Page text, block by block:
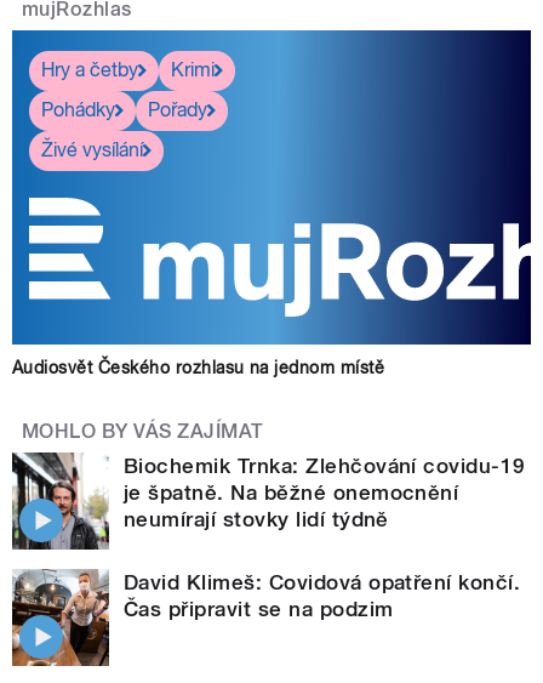
mujRozhlas
Hry a četby
Krimi
Pohádky
Pořady
Živé vysílání
Audiosvět Českého rozhlasu na jednom místě
MOHLO BY VÁS ZAJÍMAT
Biochemik Trnka: Zlehčování covidu-19
je špatně. Na běžné onemocnění
neumírají stovky lidí týdně
David Klimeš: Covidová opatření končí.
Čas připravit se na podzim